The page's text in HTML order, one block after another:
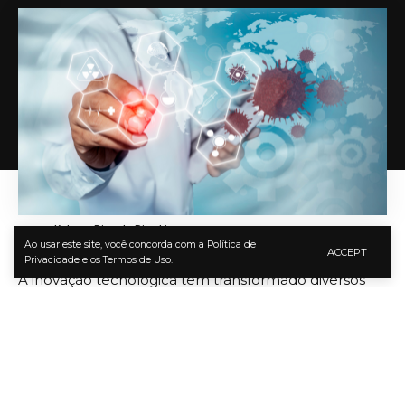
Ao usar este site, você concorda com a Política de
Privacidade e os Termos de Uso.
ACCEPT
o Ministério da Saúde impulsiona sistemas mais inteligentes
no Brasil
Saiba por que o tênis é o melhor esporte para o seu
sistema circulatório
Brazil Aprove Código de Justiça para Combater
Criminalidade Ambiental: Notícias
Porto de Santos dá passo estratégico rumo à inovação
com rede privativa 5G
O advogado Rodrigo Gonçalves Pimentel analisa o
conceito de patrimônio antifrágil
Kelsem Ricardo Rios Lima
A inovação tecnológica tem transformado diversos